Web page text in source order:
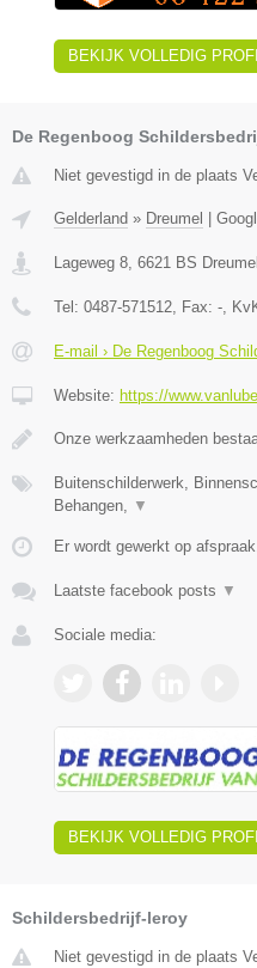
BEKIJK VOLLEDIG
De Regenboog
Niet gevestigd in de plaats
Gelderland » Dreumel |
Lageweg 8 6621 BS Dreumel
Tel: 0487-571512 , Fax: - ,
E-mail › De Regenboog
Website: https://
Onze werkzaamheden
Buitenschilderwerk,
Behangen,
▼
Er wordt gewerkt op afspraak.
Laatste facebook posts ▼
Sociale media:
BEKIJK VOLLEDIG
Schildersbedrijf-leroy
Niet gevestigd in de plaats